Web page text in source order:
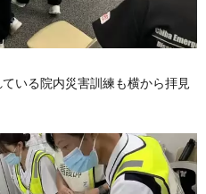
いる院内災害訓練も横から拝見